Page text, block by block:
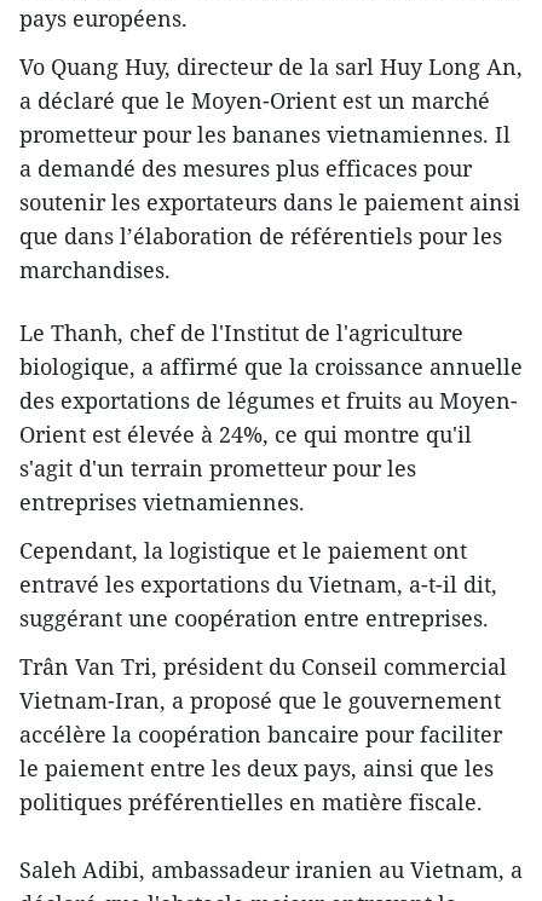
pays européens.
Vo Quang Huy, directeur de la sarl Huy Long An,
a déclaré que le Moyen-Orient est un marché
prometteur pour les bananes vietnamiennes. Il
a demandé des mesures plus efficaces pour
soutenir les exportateurs ​dans le paiement ainsi
que dans l’élaboration de référentiels pour les
marchandises.
Le Thanh, chef de l'Institut de l'agriculture
biologique, a affirmé que la croissance annuelle
des exportations de légumes et fruits au Moyen-
Orient est élevée à 24%, ce qui montre qu'il
s'agit d'un terrain prometteur pour les
entreprises vietnamiennes.
Cependant, la logistique et le paiement ont
entravé les exportations du Vietnam, a-t-il dit,
suggérant une coopération entre entreprises.
Trân Van Tri, président du Conseil commercial
Vietnam-Iran, a proposé que le gouvernement
accélère la coopération bancaire pour faciliter
le paiement entre les deux pays, ainsi que les
politiques préférentielles en matière fiscale.
Saleh Adibi, ambassadeur iranien au Vietnam, a